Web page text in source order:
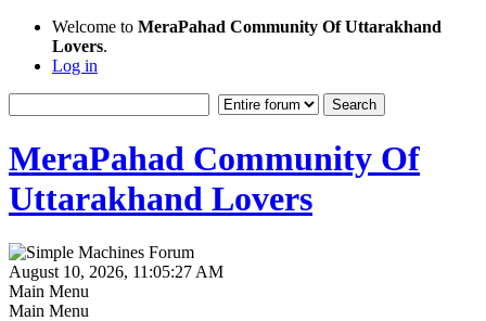
Welcome to MeraPahad Community Of Uttarakhand
Lovers.
Log in
MeraPahad Community Of
Uttarakhand Lovers
August 10, 2026, 11:05:27 AM
Main Menu
Main Menu